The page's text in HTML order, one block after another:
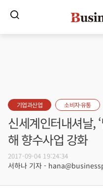
기업과산업 소비자·유통
신세계인터내셔날,
해 향수사업 강화
2017-09-04 19:24:34
서하나 기자 -